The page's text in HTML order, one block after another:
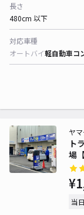
長さ
480cm 以下
対応車種
オートバイ軽自動車コ
ト
場
ヤ
当